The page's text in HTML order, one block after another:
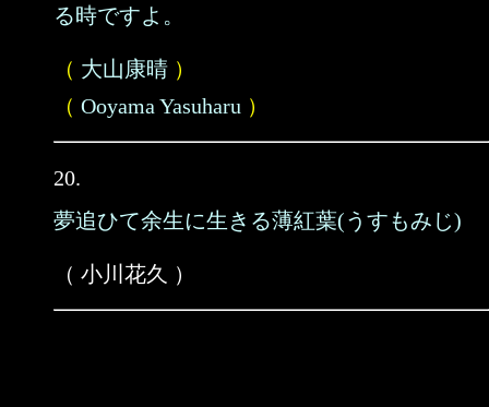
る時ですよ。
（ 大山康晴 ）
（ Ooyama Yasuharu ）
20.
夢追ひて余生に生きる薄紅葉(うすもみじ)
（ 小川花久 ）